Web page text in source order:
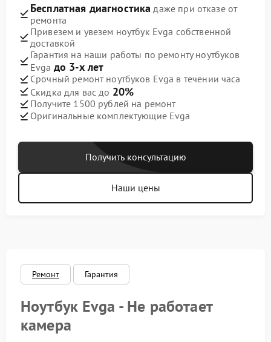
Бесплатная диагностика даже при отказе от
ремонта
Привезем и увезем ноутбук Evga собственной
доставкой
Гарантия на наши работы по ремонту ноутбуков
Evga до 3-х лет
Срочный ремонт ноутбуков Evga в течении часа
Скидка для вас до 20%
Получите 1500 рублей на ремонт
Оригинальные комплектующие Evga
Получить консультацию
Наши цены
Ремонт Гарантия
Ноутбук Evga - Не работает
камера